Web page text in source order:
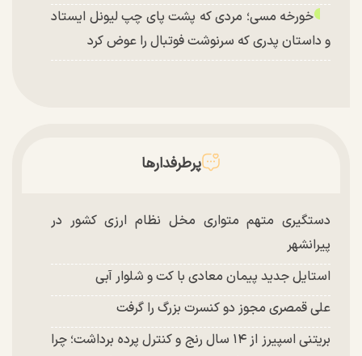
خورخه مسی؛ مردی که پشت پای چپ لیونل ایستاد
و داستان پدری که سرنوشت فوتبال را عوض کرد
پرطرفدارها
دستگیری متهم متواری مخل نظام ارزی کشور در
پیرانشهر
استایل جدید پیمان معادی با کت و شلوار آبی
علی قمصری مجوز دو کنسرت بزرگ را گرفت
بریتنی اسپیرز از ۱۴ سال رنج و کنترل پرده برداشت؛ چرا